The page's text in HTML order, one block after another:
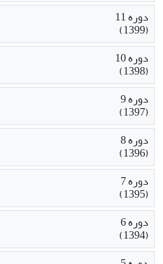
دوره 11
(1399)
دوره 10
(1398)
دوره 9
(1397)
دوره 8
(1396)
دوره 7
(1395)
دوره 6
(1394)